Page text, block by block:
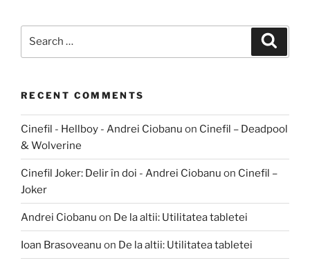
RECENT COMMENTS
Cinefil - Hellboy - Andrei Ciobanu on Cinefil – Deadpool
& Wolverine
Cinefil Joker: Delir în doi - Andrei Ciobanu on Cinefil –
Joker
Andrei Ciobanu on De la altii: Utilitatea tabletei
Ioan Brasoveanu on De la altii: Utilitatea tabletei